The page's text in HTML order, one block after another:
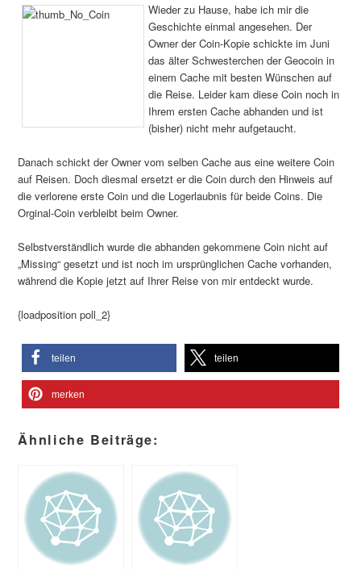
Wieder zu Hause, habe ich mir die
Geschichte einmal angesehen. Der
Owner der Coin-Kopie schickte im Juni
das älter Schwesterchen der Geocoin in
einem Cache mit besten Wünschen auf
die Reise. Leider kam diese Coin noch in
Ihrem ersten Cache abhanden und ist
(bisher) nicht mehr aufgetaucht.
Danach schickt der Owner vom selben Cache aus eine weitere Coin
auf Reisen. Doch diesmal ersetzt er die Coin durch den Hinweis auf
die verlorene erste Coin und die Logerlaubnis für beide Coins. Die
Orginal-Coin verbleibt beim Owner.
Selbstverständlich wurde die abhanden gekommene Coin nicht auf
„Missing“ gesetzt und ist noch im ursprünglichen Cache vorhanden,
während die Kopie jetzt auf Ihrer Reise von mir entdeckt wurde.
{loadposition poll_2}
teilen teilen
merken
Ähnliche Beiträge: